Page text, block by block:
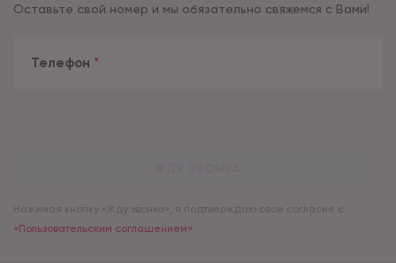
Оставьте свой номер и мы обязательно свяжемся с Вами!
Телефон *
Нажимая кнопку «Жду звонка», я подтверждаю свое согласие с
«Пользовательским соглашением»